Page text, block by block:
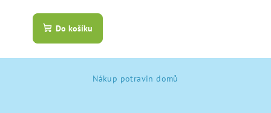
hodnocení
produktu
z
Do košíku
Nákup potravin domů